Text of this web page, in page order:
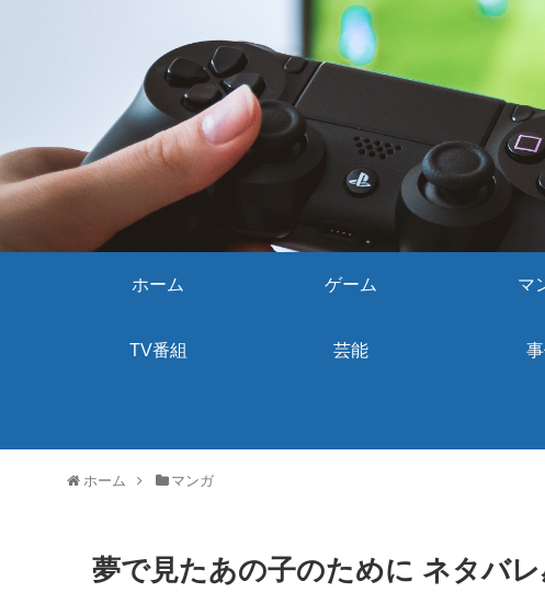
ホーム ゲーム マ
TV番組 芸能
ホーム マンガ
夢で見たあの子のために ネタバ